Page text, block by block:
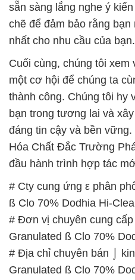
sẵn sàng lắng nghe ý
chẽ để đảm bảo rằng
nhất cho nhu cầu của bạn.
Cuối cùng, chúng tôi
một cơ hội để chúng ta
thành công. Chúng tôi hy
bạn trong tương lai và
đáng tin cậy và bền
Hóa Chất Đắc Trường
đầu hành trình hợp tác
# Cty cung ứng ε phân
ß Clo 70% Dodhia Hi-
# Đơn vị chuyên cung
Granulated ß Clo 70%
# Địa chỉ chuyên bán ⌡
Granulated ß Clo 70%